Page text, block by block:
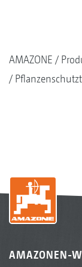
AMAZONE
AMAZONEN-